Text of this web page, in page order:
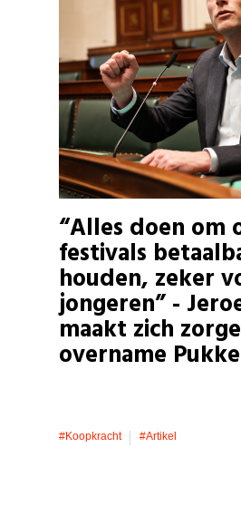
“Alles doen om
festivals
houden, zeker
jongeren” -
maakt zich
overname
#koopkracht
#artikel